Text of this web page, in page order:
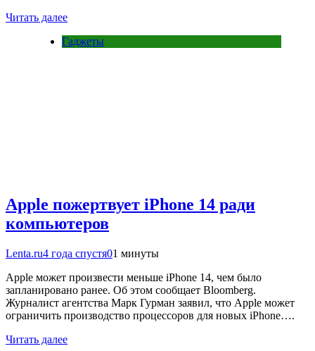
Читать далее
Гаджеты
Apple пожертвует iPhone 14 ради
компьютеров
Lenta.ru4 года спустя01 минуты
Apple может произвести меньше iPhone 14, чем было
запланировано ранее. Об этом сообщает Bloomberg.
Журналист агентства Марк Гурман заявил, что Apple может
ограничить производство процессоров для новых iPhone….
Читать далее